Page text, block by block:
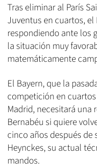
Tras eliminar al París
Juventus en cuartos, el
respondiendo ante los
la situación muy
matemáticamente
El Bayern, que la
competición en
Madrid, necesitará una
Bernabéu si quiere
cinco años después
Heynckes, su actual
mandos.